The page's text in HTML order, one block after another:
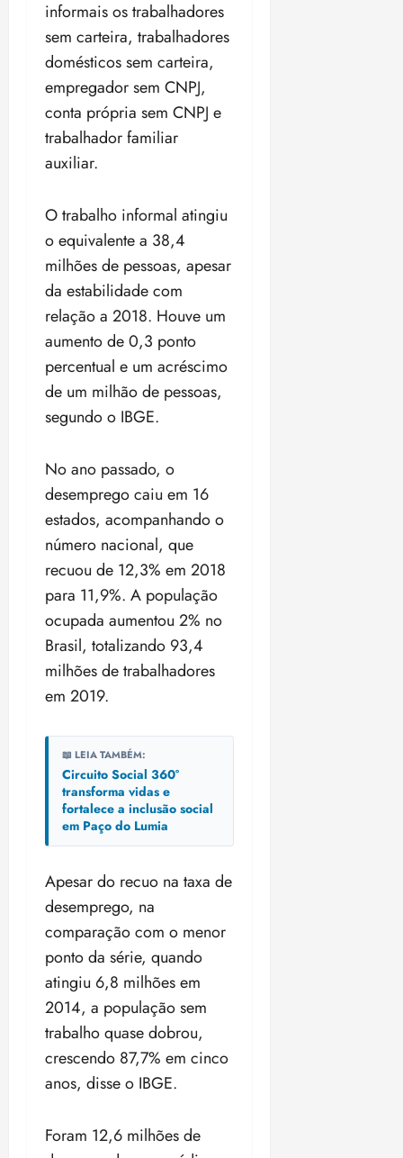
informais os trabalhadores
sem carteira, trabalhadores
domésticos sem carteira,
empregador sem CNPJ,
conta própria sem CNPJ e
trabalhador familiar
auxiliar.
O trabalho informal atingiu
o equivalente a 38,4
milhões de pessoas, apesar
da estabilidade com
relação a 2018. Houve um
aumento de 0,3 ponto
percentual e um acréscimo
de um milhão de pessoas,
segundo o IBGE.
No ano passado, o
desemprego caiu em 16
estados, acompanhando o
número nacional, que
recuou de 12,3% em 2018
para 11,9%. A população
ocupada aumentou 2% no
Brasil, totalizando 93,4
milhões de trabalhadores
em 2019.
📖 LEIA TAMBÉM:
Circuito Social 360°
transforma vidas e
fortalece a inclusão social
em Paço do Lumia
Apesar do recuo na taxa de
desemprego, na
comparação com o menor
ponto da série, quando
atingiu 6,8 milhões em
2014, a população sem
trabalho quase dobrou,
crescendo 87,7% em cinco
anos, disse o IBGE.
Foram 12,6 milhões de